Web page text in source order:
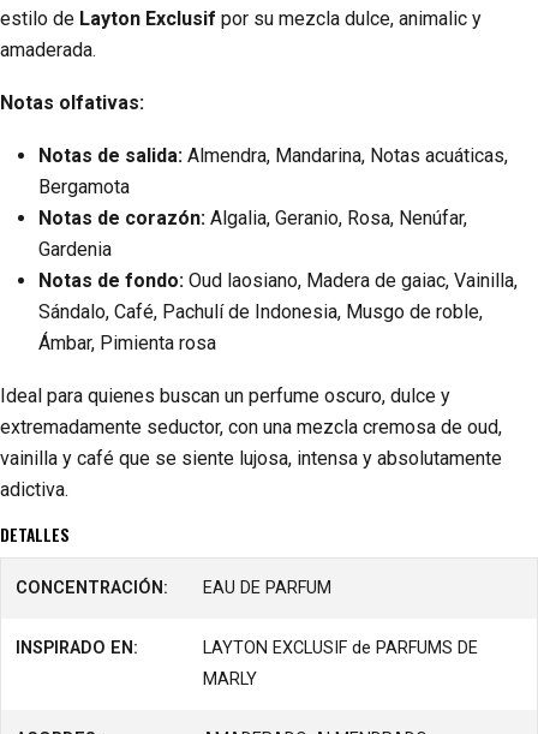
estilo de Layton Exclusif por su mezcla dulce, animalic y
amaderada.
Notas olfativas:
Notas de salida: Almendra, Mandarina, Notas acuáticas,
Bergamota
Notas de corazón: Algalia, Geranio, Rosa, Nenúfar,
Gardenia
Notas de fondo: Oud laosiano, Madera de gaiac, Vainilla,
Sándalo, Café, Pachulí de Indonesia, Musgo de roble,
Ámbar, Pimienta rosa
Ideal para quienes buscan un perfume oscuro, dulce y
extremadamente seductor, con una mezcla cremosa de oud,
vainilla y café que se siente lujosa, intensa y absolutamente
adictiva.
DETALLES
CONCENTRACIÓN: EAU DE PARFUM
INSPIRADO EN:
LAYTON EXCLUSIF de PARFUMS DE
MARLY